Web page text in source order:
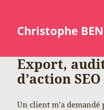
Christophe
Export,
d’action SEO
Un client m’a demandé